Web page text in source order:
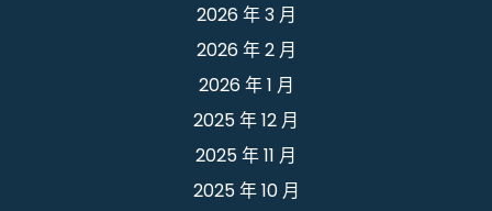
2026 年 3 月
2026 年 2 月
2026 年 1 月
2025 年 12 月
2025 年 11 月
2025 年 10 月